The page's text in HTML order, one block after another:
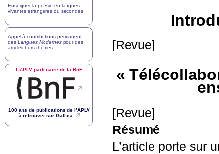
[Revue]
«
[Revue]
Résumé
L’article porte sur
Enseigner la poésie en langues
vivantes étrangères ou secondes
Appel à contributions permanent
des Langues Modernes pour des
articles hors-thèmes
L’APLV partenaire de la BnF
100 ans de publications de l’APLV
à retrouver sur Gallica